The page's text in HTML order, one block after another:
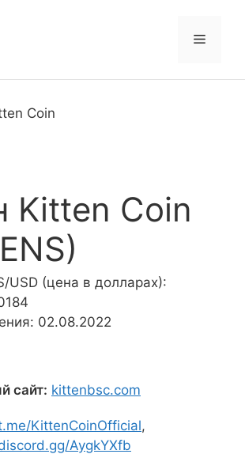
Меню
Coin
Kitten Coin
USD (цена в долларах):
02.08.2022
сайт: kittenbsc.com
KittenCoinOfficial,
AygkYXfb